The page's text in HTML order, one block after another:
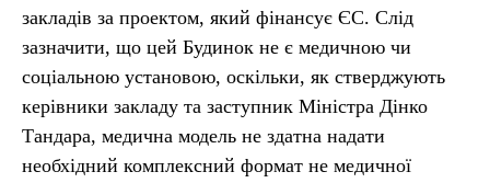
закладів за проектом, який фінансує ЄС. Слід
зазначити, що цей Будинок не є медичною чи
соціальною установою, оскільки, як стверджують
керівники закладу та заступник Міністра Дінко
Тандара, медична модель не здатна надати
необхідний комплексний формат не медичної